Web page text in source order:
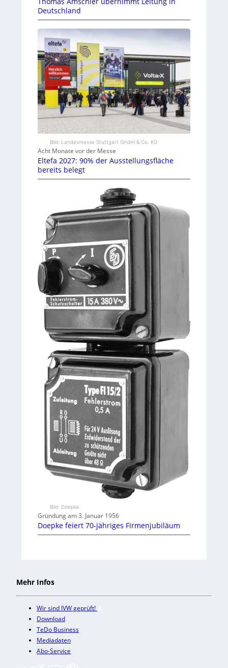
Deutschland
Bild: Landesmesse Stuttgart GmbH & Co. KG
Acht Monate vor der Messe
Eltefa 2027: 90% der Ausstellungsfläche
bereits belegt
Bild: Doepke
Gründung am 3. Januar 1956
Doepke feiert 70-jähriges Firmenjubiläum
Mehr Infos
Wir sind IVW geprüft!
Download
TeDo Business
Mediadaten
Abo-Service